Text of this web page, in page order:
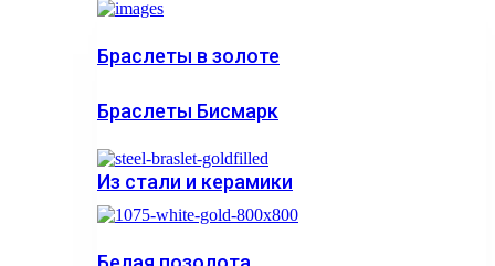
Браслеты в золоте
Браслеты Бисмарк
Из стали и керамики